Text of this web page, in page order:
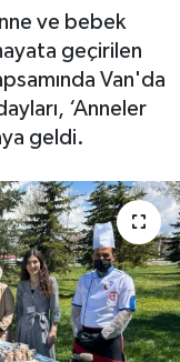
ve bebek
geçirilen
Van'da
‘Anneler
geldi.